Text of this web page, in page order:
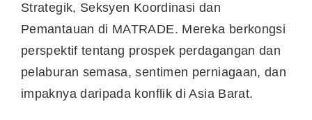
Strategik, Seksyen Koordinasi dan
Pemantauan di MATRADE. Mereka berkongsi
perspektif tentang prospek perdagangan dan
pelaburan semasa, sentimen perniagaan, dan
impaknya daripada konflik di Asia Barat.